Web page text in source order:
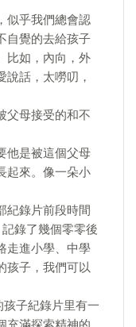
似乎我們總會認
自覺的去給孩子
比如，內向，外
話，太嘮叨，
父母接受的和不
他是被這個父母
起來。像一朵小
紀錄片前段時間
錄了幾個零零後
走進小學、中學
孩子，我們可以
子紀錄片里有一